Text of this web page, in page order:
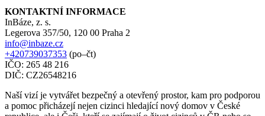
KONTAKTNÍ INFORMACE
InBáze, z. s.
Legerova 357/50, 120 00 Praha 2
info@inbaze.cz
+420739037353 (po–čt)
IČO: 265 48 216
DIČ: CZ26548216
Naší vizí je vytvářet bezpečný a otevřený prostor, kam pro podporou
a pomoc přicházejí nejen cizinci hledající nový domov v České